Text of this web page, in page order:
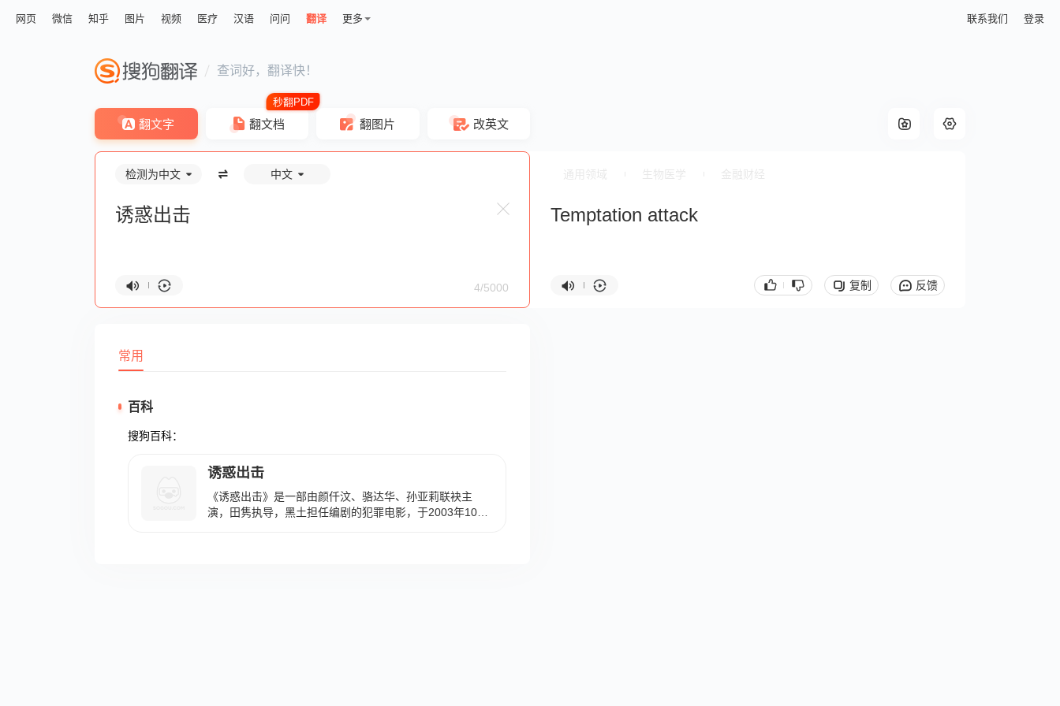
网页 微信 知乎 图片 视频 医疗 汉语 问问 翻译 更多 联系我们 登录
查词好，翻译快！
翻文字 翻文档 翻图片 改英文
检测为中文 中文
4/5000
Temptation attack
复制 反馈
常用
百科
搜狗百科：
诱惑出击
《诱惑出击》是一部由颜仟汶、骆达华、孙亚莉联袂主
演，田隽执导，黑土担任编剧的犯罪电影，于2003年10月